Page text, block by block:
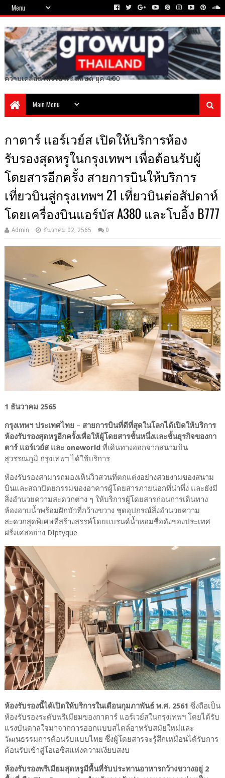
ความเคลื่อนไหวในไทยแลนด์ ยุค 4.00
กาตาร์ แอร์เวย์ส เปิดให้บริการห้อง
รับรองสุดหรูในกรุงเทพฯ เพื่อต้อนรับผู้
โดยสารอีกครั้ง สายการบินให้บริการ
เที่ยวบินสู่กรุงเทพฯ 21 เที่ยวบินต่อสัปดาห์
โดยเครื่องบินแอร์บัส A380 และโบอิ้ง B777
Admin ธันวาคม 02, 2565 0
1 ธันวาคม 2565
กรุงเทพฯ ประเทศไทย – สายการบินที่ดีที่สุดในโลกได้เปิดให้บริการ
ห้องรับรองสุดหรูอีกครั้งเพื่อให้ผู้โดยสารชั้นหนึ่งและชั้นธุรกิจของกา
ตาร์ แอร์เวย์ส และ oneworldที่เดินทางออกจากสนามบิน
สุวรรณภูมิ กรุงเทพฯ ได้ใช้บริการ
ห้องรับรองสามารถมองเห็นวิวสวนที่ตกแต่งอย่างสวยงามของสนาม
บินและสถาปัตยกรรมของอาคารผู้โดยสารภายนอกที่น่าทึ่ง และยังมี
สิ่งอำนวยความสะดวกต่าง ๆ ให้บริการผู้โดยสารก่อนการเดินทาง
ห้องอาบน้ำพร้อมฝักบัวที่กว้างขวาง ชุดอุปกรณ์สิ่งอำนวยความ
สะดวกสุดพิเศษที่สร้างสรรค์โดยแบรนด์น้ำหอมชื่อดังของประเทศ
ฝรั่งเศสอย่าง Diptyque
ห้องรับรองนี้ได้เปิดให้บริการในเดือนกุมภาพันธ์ พ.ศ. 2561 ซึ่งถือเป็น
ห้องรับรองระดับพรีเมียมของกาตาร์ แอร์เวย์สในกรุงเทพฯ โดยได้รับ
แรงบันดาลใจมาจากการออกแบบสไตล์อาหรับสมัยใหม่และ
วัฒนธรรมการต้อนรับแบบไทย ซึ่งผู้โดยสารจะรู้สึกเหมือนได้รับการ
ต้อนรับเข้าสู่โอเอซิสแห่งความเงียบสงบ
ห้องรับรองพรีเมียมสุดหรูมีพื้นที่รับประทานอาหารกว้างขวางอยู่ 2